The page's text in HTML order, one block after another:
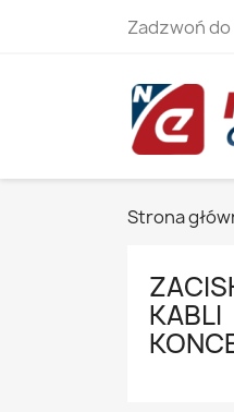
Zadzwoń do
Strona
KABLI